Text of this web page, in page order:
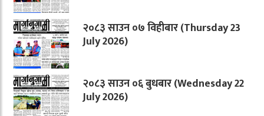
२०८३ साउन ०७ विहीबार (Thursday 23
July 2026)
२०८३ साउन ०६ बुधबार (Wednesday 22
July 2026)